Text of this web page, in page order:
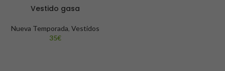
Vestido gasa
Nueva Temporada, Vestidos
35€